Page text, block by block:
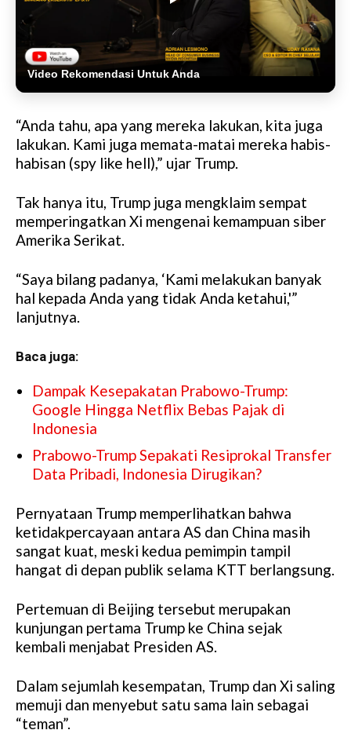
Video Rekomendasi Untuk Anda
“Anda tahu, apa yang mereka lakukan, kita juga
lakukan. Kami juga memata-matai mereka habis-
habisan (spy like hell),” ujar Trump.
Tak hanya itu, Trump juga mengklaim sempat
memperingatkan Xi mengenai kemampuan siber
Amerika Serikat.
“Saya bilang padanya, ‘Kami melakukan banyak
hal kepada Anda yang tidak Anda ketahui,'”
lanjutnya.
Baca juga:
Dampak Kesepakatan Prabowo-Trump:
Google Hingga Netflix Bebas Pajak di
Indonesia
Prabowo-Trump Sepakati Resiprokal Transfer
Data Pribadi, Indonesia Dirugikan?
Pernyataan Trump memperlihatkan bahwa
ketidakpercayaan antara AS dan China masih
sangat kuat, meski kedua pemimpin tampil
hangat di depan publik selama KTT berlangsung.
Pertemuan di Beijing tersebut merupakan
kunjungan pertama Trump ke China sejak
kembali menjabat Presiden AS.
Dalam sejumlah kesempatan, Trump dan Xi saling
memuji dan menyebut satu sama lain sebagai
“teman”.